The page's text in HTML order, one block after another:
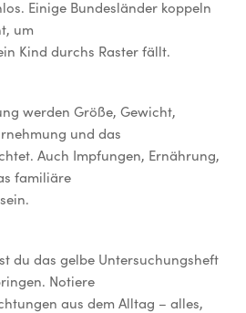
Einige Bundesländer koppeln
um
Kind durchs Raster fällt.
werden Größe, Gewicht,
und das
Auch Impfungen, Ernährung,
familiäre
du das gelbe Untersuchungsheft
Notiere
aus dem Alltag – alles,